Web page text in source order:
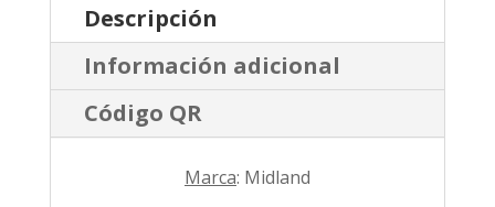
Descripción
Información adicional
Código QR
Marca: Midland